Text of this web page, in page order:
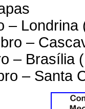
– Londrina
–
– Brasília
– Santa